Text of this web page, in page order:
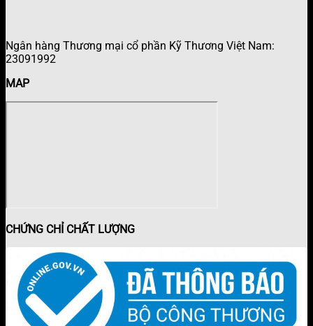
Ngân hàng Thương mại cổ phần Kỹ Thương Việt Nam:
23091992
MAP
CHỨNG CHỈ CHẤT LƯỢNG